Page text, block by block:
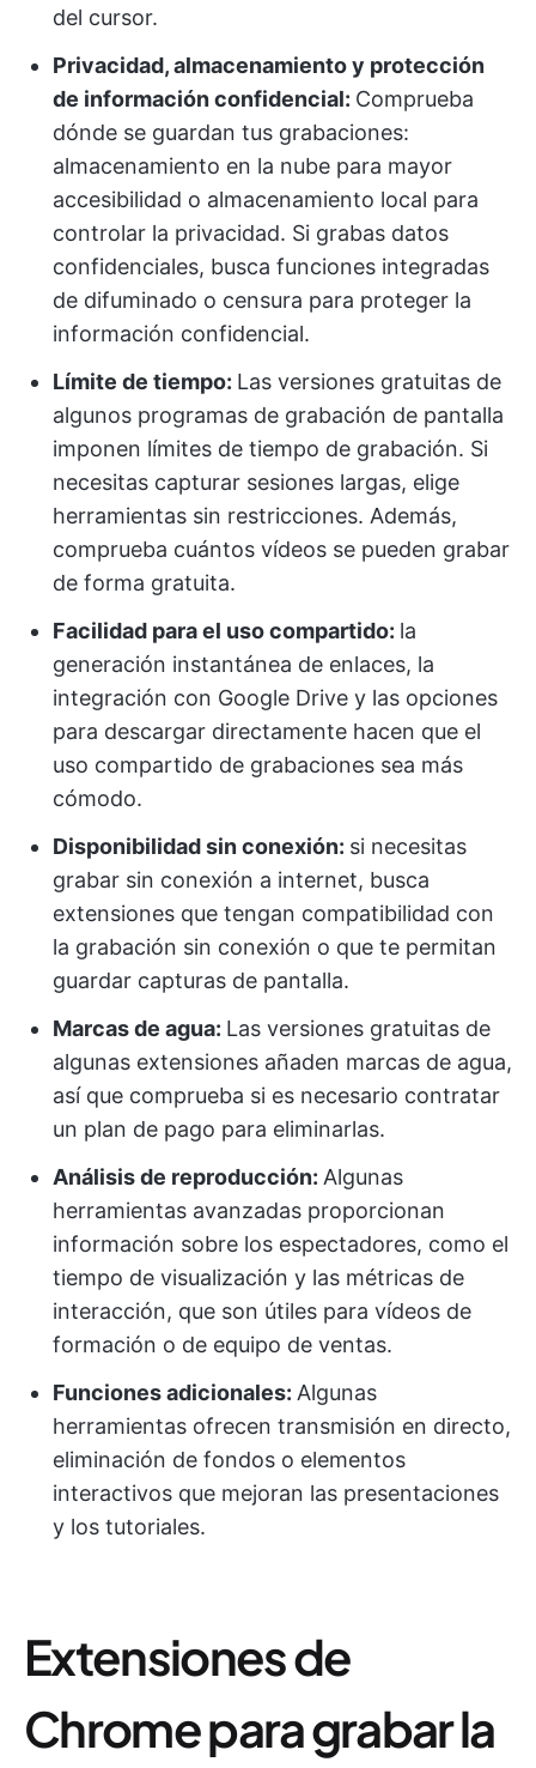
del cursor.
Privacidad, almacenamiento y protección
de información confidencial: Comprueba
dónde se guardan tus grabaciones:
almacenamiento en la nube para mayor
accesibilidad o almacenamiento local para
controlar la privacidad. Si grabas datos
confidenciales, busca funciones integradas
de difuminado o censura para proteger la
información confidencial.
Límite de tiempo: Las versiones gratuitas de
algunos programas de grabación de pantalla
imponen límites de tiempo de grabación. Si
necesitas capturar sesiones largas, elige
herramientas sin restricciones. Además,
comprueba cuántos vídeos se pueden grabar
de forma gratuita.
Facilidad para el uso compartido: la
generación instantánea de enlaces, la
integración con Google Drive y las opciones
para descargar directamente hacen que el
uso compartido de grabaciones sea más
cómodo.
Disponibilidad sin conexión: si necesitas
grabar sin conexión a internet, busca
extensiones que tengan compatibilidad con
la grabación sin conexión o que te permitan
guardar capturas de pantalla.
Marcas de agua: Las versiones gratuitas de
algunas extensiones añaden marcas de agua,
así que comprueba si es necesario contratar
un plan de pago para eliminarlas.
Análisis de reproducción: Algunas
herramientas avanzadas proporcionan
información sobre los espectadores, como el
tiempo de visualización y las métricas de
interacción, que son útiles para vídeos de
formación o de equipo de ventas.
Funciones adicionales: Algunas
herramientas ofrecen transmisión en directo,
eliminación de fondos o elementos
interactivos que mejoran las presentaciones
y los tutoriales.
Extensiones de
Chrome para grabar la